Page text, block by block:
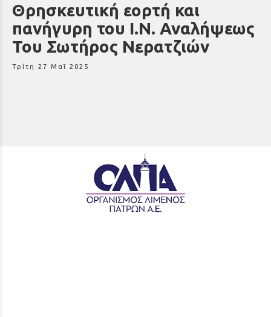
Θρησκευτική εορτή και
πανήγυρη του Ι.Ν. Αναλήψεως
Του Σωτήρος Νερατζιών
Τρίτη 27 Μαΐ 2025